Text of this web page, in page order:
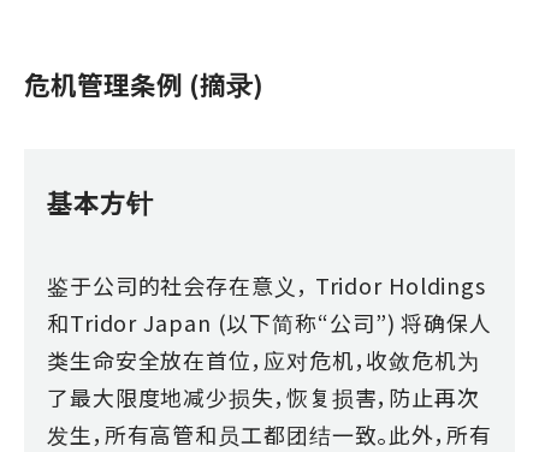
危机管理条例 (摘录)
基本方针
鉴于公司的社会存在意义， Tridor Holdings
和Tridor Japan (以下简称“公司”) 将确保人
类生命安全放在首位，应对危机，收敛危机为
了最大限度地减少损失，恢复损害，防止再次
发生，所有高管和员工都团结一致。此外，所有